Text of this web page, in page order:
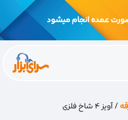
عمده انجام میشود
/ آویز 4 شاخ فلزی